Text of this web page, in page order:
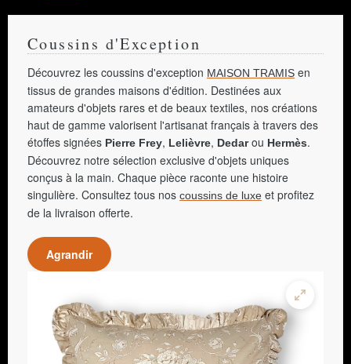
Coussins d'Exception
Découvrez les coussins d'exception MAISON TRAMIS en
tissus de grandes maisons d'édition. Destinées aux
amateurs d'objets rares et de beaux textiles, nos créations
haut de gamme valorisent l'artisanat français à travers des
étoffes signées Pierre Frey, Lelièvre, Dedarou Hermès.
Découvrez notre sélection exclusive d'objets uniques
conçus à la main. Chaque pièce raconte une histoire
singulière. Consultez tous nos coussins de luxe et profitez
de la livraison offerte.
Agrandir